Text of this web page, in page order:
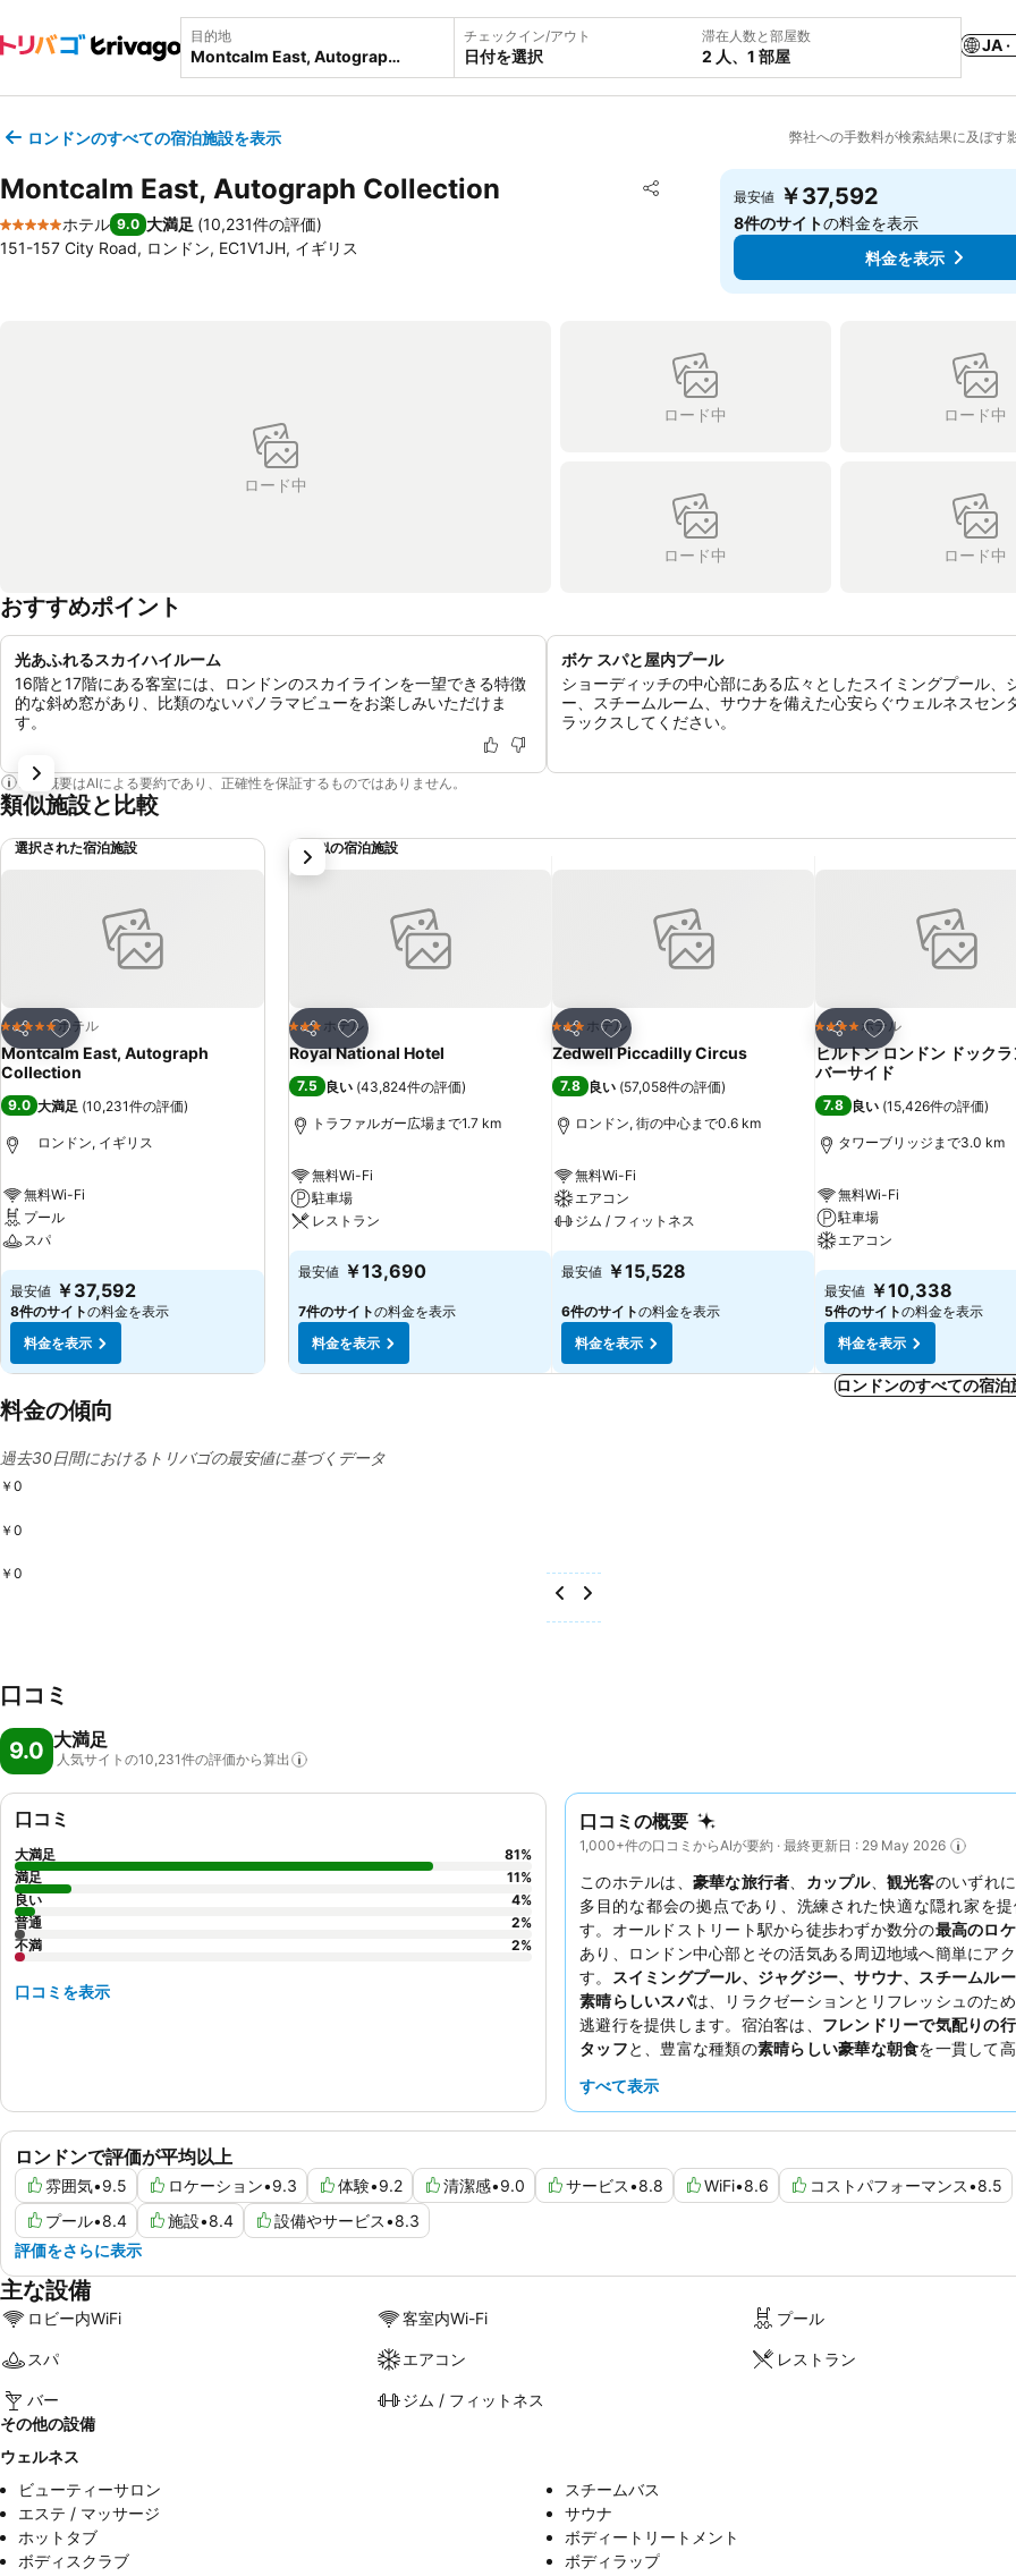
目的地 チェックイン/アウト
日付を選択
滞在人数と部屋数
2 人、1 部屋
JA ·
ロンドンのすべての宿泊施設を表示 弊社への手数料が検索結果に及ぼす
Montcalm East, Autograph Collection シェア
お気に入りに追加
5 ホテルのランク
ホテル 9.0 大満足 (10,231件の評価)
151-157 City Road, ロンドン, EC1V1JH, イギリス
最安値 ￥37,592
8件のサイトの料金を表示
料金を表示
ロード中
ロード中 ロード中
ロード中 ロード中
おすすめポイント
光あふれるスカイハイルーム
16階と17階にある客室には、ロンドンのスカイラインを一望できる特徴
的な斜め窓があり、比類のないパノラマビューをお楽しみいただけま
す。
ボケ スパと屋内プール
ショーディッチの中心部にある広々としたスイミングプール、
ー、スチームルーム、サウナを備えた心安らぐウェルネスセン
ラックスしてください。
この概要はAIによる要約であり、正確性を保証するものではありません。
類似施設と比較
選択された宿泊施設
シェア
お気に入りに追加
5 ホテルのランク
ホテル
Montcalm East, Autograph
Collection
9.0 大満足 (10,231件の評価)
ロンドン, イギリス
無料Wi-Fi
プール
スパ
料金を表示
最安値 ￥37,592
8件のサイトの料金を表示
料金を表示
類似の宿泊施設
シェア
お気に入りに追加
3 ホテルのランク
ホテル
Royal National Hotel
7.5 良い (43,824件の評価)
トラファルガー広場まで1.7 km
無料Wi-Fi
駐車場
レストラン
料金を表示
最安値 ￥13,690
7件のサイトの料金を表示
料金を表示
シェア
お気に入りに追加
3 ホテルのランク
ホテル
Zedwell Piccadilly Circus
7.8 良い (57,058件の評価)
ロンドン, 街の中心まで0.6 km
無料Wi-Fi
エアコン
ジム / フィットネス
料金を表示
最安値 ￥15,528
6件のサイトの料金を表示
料金を表示
シェア
お気に入りに追加
4 ホテルのランク
ホテル
ヒルトン ロンドン ドックラ
バーサイド
7.8 良い (15,426件の評価)
タワーブリッジまで3.0 km
無料Wi-Fi
駐車場
エアコン
料金を表示
最安値 ￥10,338
5件のサイトの料金を表示
料金を表示
次
ロンドンのすべての宿泊
料金の傾向
過去30日間におけるトリバゴの最安値に基づくデータ
￥0
￥0
￥0
口コミ
9.0 大満足
人気サイトの10,231件の評価から算出
口コミの概要
1,000+件の口コミからAIが要約 · 最終更新日 : 29 May 2026
このホテルは、 豪華な旅行者 カップル、 観光客のいずれ
多目的な都会の拠点であり、洗練された快適な隠れ家を提
す。オールドストリート駅から徒歩わずか数分の最高のロ
あり、ロンドン中心部とその活気ある周辺地域へ簡単にア
す。
スイミングプール、ジャグジー、サウナ、スチームル
素晴らしいスパは、リラクゼーションとリフレッシュのた
逃避行を提供します。宿泊客は、 フレンドリーで気配りの
タッフと、豊富な種類の素晴らしい豪華な朝食を一貫して
らしい街の景色
すべて表示
ロンドンで評価が平均以上
雰囲気•9.5 ロケーション•9.3 体験•9.2 清潔感•9.0 サービス•8.8 WiFi•8.6 コストパフォーマンス•8.5
プール•8.4 施設•8.4 設備やサービス•8.3
評価をさらに表示
口コミ
大満足 81%
満足
11%
良い
4%
普通
2%
不満
2%
口コミを表示
主な設備
ロビー内WiFi 客室内Wi-Fi プール
スパ エアコン レストラン
バー
ジム / フィットネス
その他の設備
ウェルネス
ビューティーサロン
スチームバス
エステ / マッサージ
サウナ
ホットタブ
ボディートリートメント
ボディスクラブ
ボディラップ